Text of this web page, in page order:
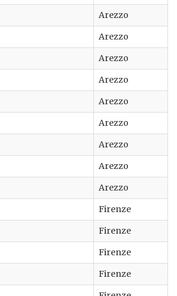
Arezzo
Arezzo
Arezzo
Arezzo
Arezzo
Arezzo
Arezzo
Arezzo
Arezzo
Firenze
Firenze
Firenze
Firenze